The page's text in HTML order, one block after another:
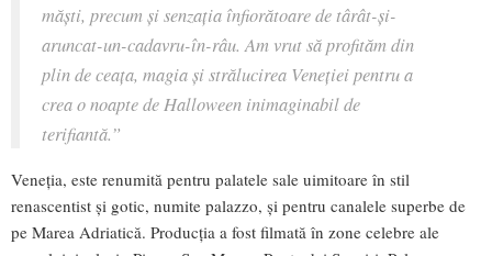
măști, precum și senzația înfiorătoare de târât-şi-
aruncat-un-cadavru-în-râu. Am vrut să profităm din
plin de ceaţa, magia și strălucirea Veneției pentru a
crea o noapte de Halloween inimaginabil de
terifiantă.”
Veneția, este renumită pentru palatele sale uimitoare în stil
renascentist și gotic, numite palazzo, și pentru canalele superbe de
pe Marea Adriatică. Producția a fost filmată în zone celebre ale